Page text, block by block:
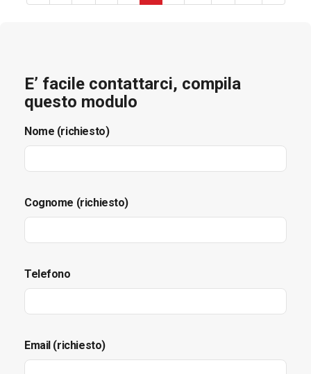
E’ facile contattarci, compila
questo modulo
Nome (richiesto)
Cognome (richiesto)
Telefono
Email (richiesto)